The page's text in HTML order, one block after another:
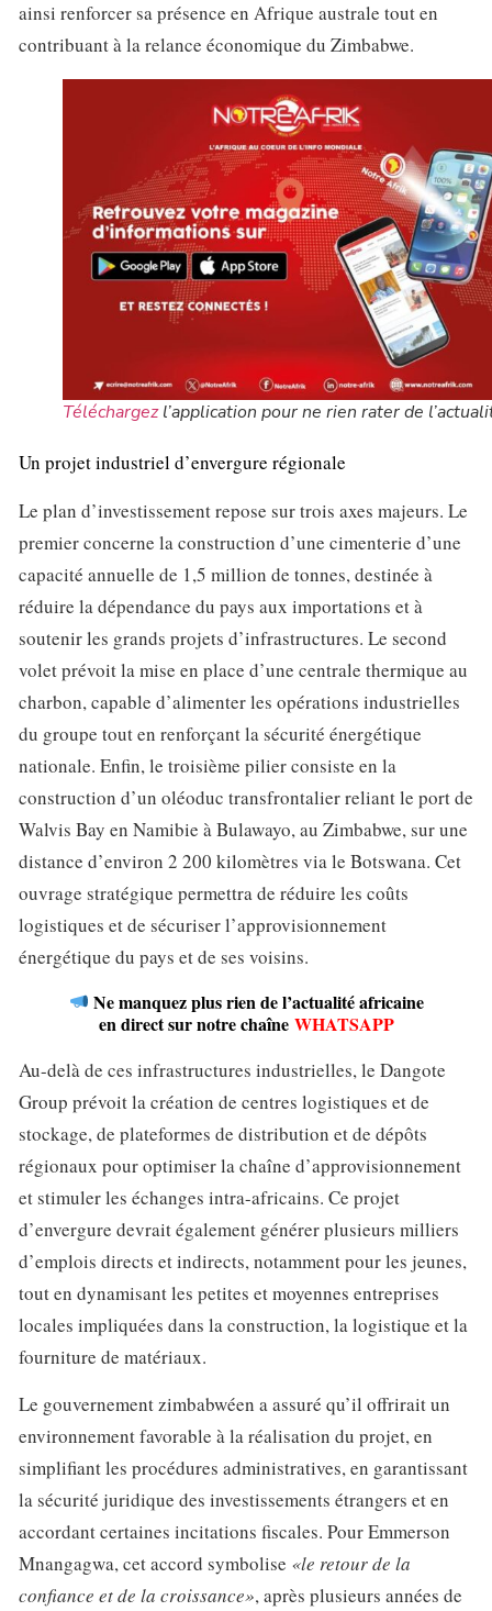
ainsi renforcer sa présence en Afrique australe tout en
contribuant à la relance économique du Zimbabwe.
Téléchargezl’application pour ne rien rater de
Un projet industriel d’envergure régionale
Le plan d’investissement repose sur trois axes majeurs. Le
premier concerne la construction d’une cimenterie d’une
capacité annuelle de 1,5 million de tonnes, destinée à
réduire la dépendance du pays aux importations et à
soutenir les grands projets d’infrastructures. Le second
volet prévoit la mise en place d’une centrale thermique au
charbon, capable d’alimenter les opérations industrielles
du groupe tout en renforçant la sécurité énergétique
nationale. Enfin, le troisième pilier consiste en la
construction d’un oléoduc transfrontalier reliant le port de
Walvis Bay en Namibie à Bulawayo, au Zimbabwe, sur une
distance d’environ 2 200 kilomètres via le Botswana. Cet
ouvrage stratégique permettra de réduire les coûts
logistiques et de sécuriser l’approvisionnement
énergétique du pays et de ses voisins.
Ne manquez plus rien de l’actualité africaine
en direct sur notre chaîne WHATSAPP
Au-delà de ces infrastructures industrielles, le Dangote
Group prévoit la création de centres logistiques et de
stockage, de plateformes de distribution et de dépôts
régionaux pour optimiser la chaîne d’approvisionnement
et stimuler les échanges intra-africains. Ce projet
d’envergure devrait également générer plusieurs milliers
d’emplois directs et indirects, notamment pour les jeunes,
tout en dynamisant les petites et moyennes entreprises
locales impliquées dans la construction, la logistique et la
fourniture de matériaux.
Le gouvernement zimbabwéen a assuré qu’il offrirait un
environnement favorable à la réalisation du projet, en
simplifiant les procédures administratives, en garantissant
la sécurité juridique des investissements étrangers et en
accordant certaines incitations fiscales. Pour Emmerson
Mnangagwa, cet accord symbolise «le retour de la
confiance et de la croissance», après plusieurs années de